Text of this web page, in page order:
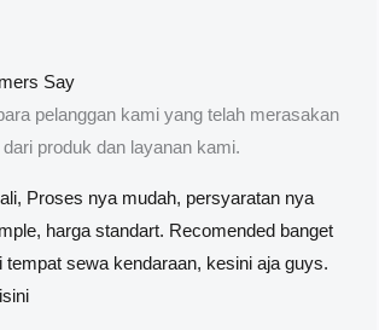
Say
pelanggan kami yang telah merasakan
produk dan layanan kami.
Proses nya mudah, persyaratan nya
harga standart. Recomended banget
tempat sewa kendaraan, kesini aja guys.